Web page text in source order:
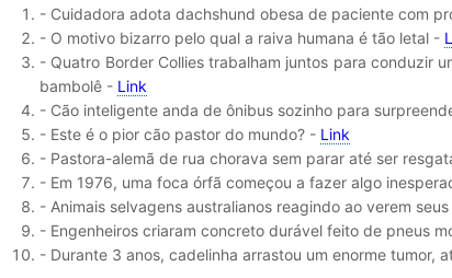
- Cuidadora adota dachshund obesa de paciente com
- O motivo bizarro pelo qual a raiva humana é tão letal -
- Quatro Border Collies trabalham juntos para conduzir
bambolê - Link
- Cão inteligente anda de ônibus sozinho para
- Este é o pior cão pastor do mundo? - Link
- Pastora-alemã de rua chorava sem parar até ser
- Em 1976, uma foca órfã começou a fazer algo
- Animais selvagens australianos reagindo ao verem
- Engenheiros criaram concreto durável feito de pneus
- Durante 3 anos, cadelinha arrastou um enorme tumor,